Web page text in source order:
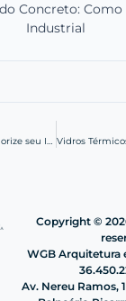
Concreto:
Industrial
Fachadas Modernas: Valorize seu Imóvel na Quadra do Mar
Copyright ©
WGB Arquitetura
Av. Nereu Ramos,